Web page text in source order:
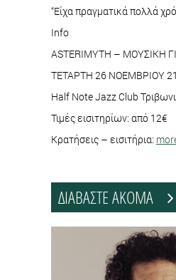
“Είχα πραγματικά πολλά
Info
ASTERIMYTH – ΜΟΥΣΙΚΗ
ΤΕΤΑΡΤΗ 26 ΝΟΕΜΒΡΙΟΥ
Half Note Jazz Club
Τιμές εισιτηρίων: από 12€
Κρατήσεις – εισιτήρια:
ΔΙΑΒΑΣΤΕ ΑΚΟΜΑ